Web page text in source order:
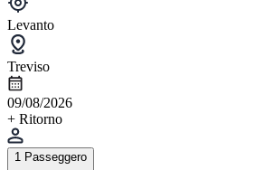
Levanto
Treviso
09/08/2026
+ Ritorno
1 Passeggero